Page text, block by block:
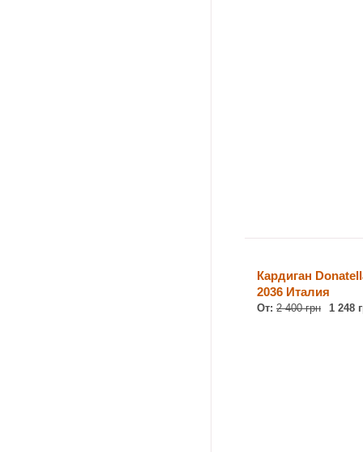
Кардиган
2036 Италия
От: 2 400 грн 1 248